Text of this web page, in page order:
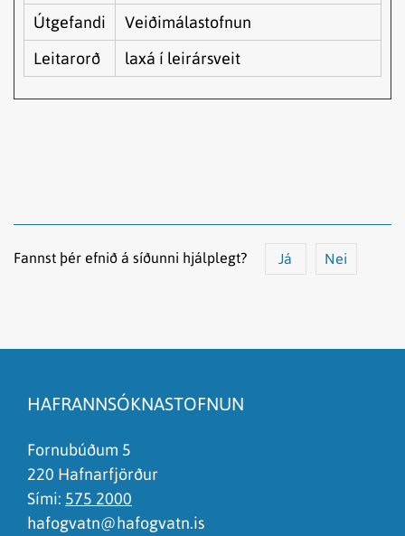
Útgefandi
Veiðimálastofnun
Leitarorð
laxá í leirársveit
Fannst þér efnið á síðunni hjálplegt? Já Nei
Það er of mikið efni á síðunni
Ég skil ekki efnið, finnst það of flókið
HAFRANNSÓKNASTOFNUN
Fornubúðum 5
220 Hafnarfjörður
Sími: 575 2000
hafogvatn@hafogvatn.is